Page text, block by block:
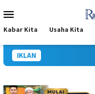
ke
kontenMobile
Kabar Kita Usaha Kita
IKLAN